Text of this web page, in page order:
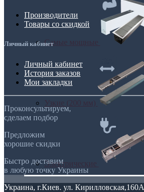
Самые мощные
Электрические
Производители
Товары со скидкой
Личный кабинет
Личный кабинет
История заказов
Мои закладки
Проконсультируем,
сделаем подбор
Предложим
хорошие скидки
Быстро доставим
в любую точку Украины
Украина, г.Киев. ул. Кирилловская,160А